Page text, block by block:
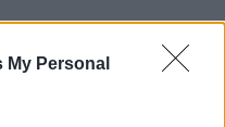
My Personal
πολλά